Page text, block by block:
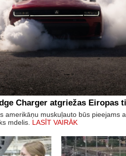
Charger atgriežas Eiropas
amerikāņu muskuļauto būs pieejams
mdelis. LASĪT VAIRĀK